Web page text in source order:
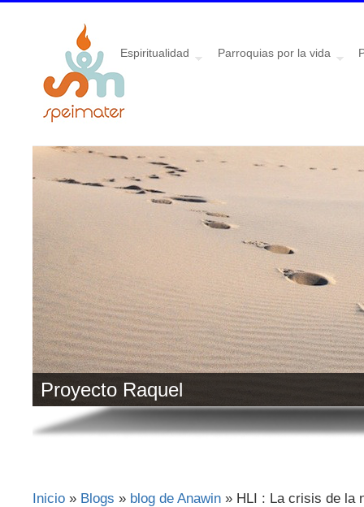
Espiritualidad Parroquias por la vida
Proyecto Raquel
Proyecto Ángel
Inicio » Blogs » blog de Anawin » HLI : La crisis de la